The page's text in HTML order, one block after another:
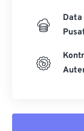
Data